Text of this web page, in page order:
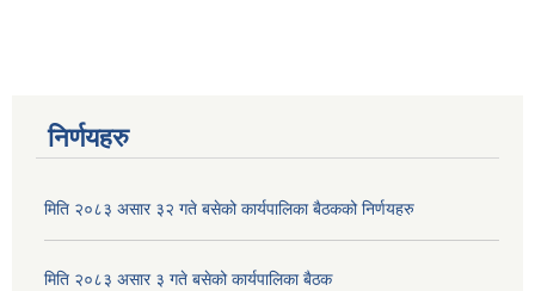
निर्णयहरु
मिति २०८३ असार ३२ गते बसेको कार्यपालिका बैठकको निर्णयहरु
मिति २०८३ असार ३ गते बसेको कार्यपालिका बैठक